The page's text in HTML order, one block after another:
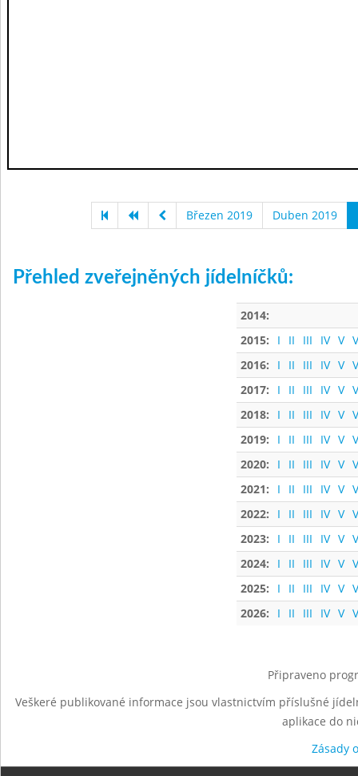
Březen 2019 Duben 2019
Přehled zveřejněných jídelníčků:
2014:
2015:
I II III IV V
2016:
I II III IV V
2017:
I II III IV V
2018:
I II III IV V
2019:
I II III IV V
2020:
I II III IV V
2021:
I II III IV V
2022:
I II III IV V
2023:
I II III IV V
2024:
I II III IV V
2025:
I II III IV V
2026:
I II III IV V
Připraveno
Veškeré publikované informace jsou vlastnictvím příslušné
aplikace do
Zásady